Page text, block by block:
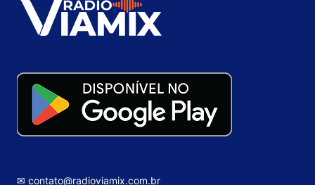
✉ contato@radioviamix.com.br